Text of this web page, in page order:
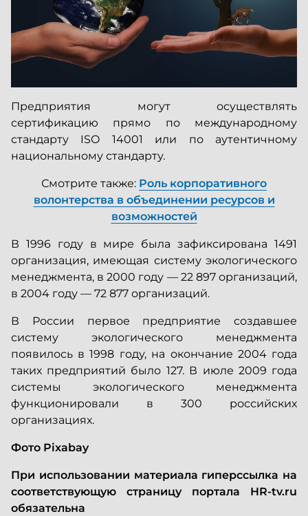
Предприятия могут осуществлять
сертификацию прямо по международному
стандарту ISO 14001 или по аутентичному
национальному стандарту.
Смотрите также: Роль корпоративного
волонтерства в объединении ресурсов и
возможностей
В 1996 году в мире была зафиксирована 1491
организация, имеющая систему экологического
менеджмента, в 2000 году — 22 897 организаций,
в 2004 году — 72 877 организаций.
В России первое предприятие создавшее
систему экологического менеджмента
появилось в 1998 году, на окончание 2004 года
таких предприятий было 127. В июле 2009 года
системы экологического менеджмента
функционировали в 300 российских
организациях.
Фото Pixabay
При использовании материала гиперссылка на
соответствующую страницу портала HR-tv.ru
обязательна